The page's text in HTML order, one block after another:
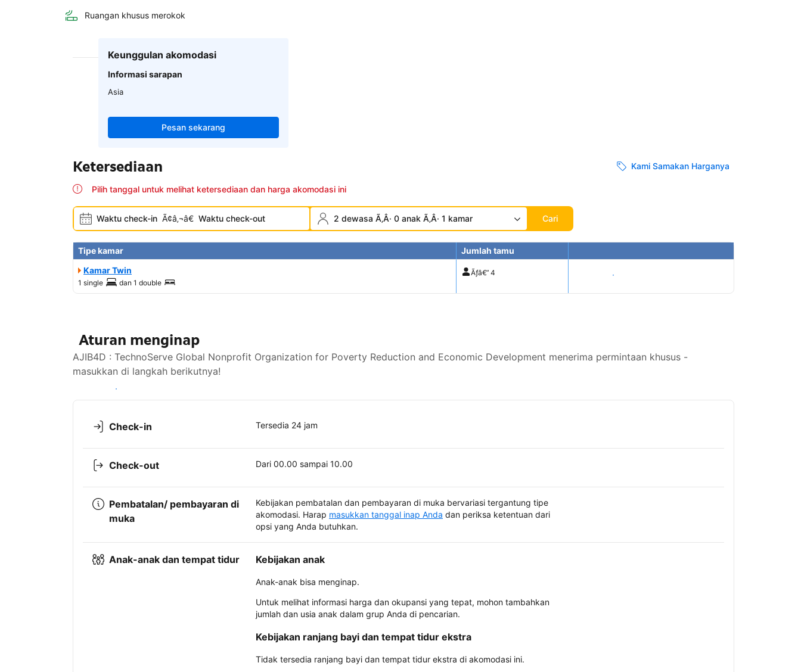
Ruangan khusus merokok
Keunggulan akomodasi
Informasi sarapan
Asia
Pesan sekarang
Ketersediaan Kami Samakan Harganya
Pilih tanggal untuk melihat ketersediaan dan harga akomodasi ini
Waktu check-in Ã¢â‚¬â€ Waktu check-out 2 dewasa Ã‚Â· 0 anak Ã‚Â· 1 kamar Cari
Tipe kamar
Jumlah tamu
Kamar Twin
1 single dan 1 double
Ãƒâ€” 4 Tampilkan harga
Aturan menginap
AJIB4D : TechnoServe Global Nonprofit Organization for Poverty Reduction and Economic Development menerima permintaan khusus -
masukkan di langkah berikutnya!
Lihat ketersediaan
Check-in Tersedia 24 jam
Check-out Dari 00.00 sampai 10.00
Pembatalan/ pembayaran di
muka
Kebijakan pembatalan dan pembayaran di muka bervariasi tergantung tipe
akomodasi. Harap masukkan tanggal inap Anda dan periksa ketentuan dari
opsi yang Anda butuhkan.
Anak-anak dan tempat tidur Kebijakan anak
Anak-anak bisa menginap.
Untuk melihat informasi harga dan okupansi yang tepat, mohon tambahkan
jumlah dan usia anak dalam grup Anda di pencarian.
Kebijakan ranjang bayi dan tempat tidur ekstra
Tidak tersedia ranjang bayi dan tempat tidur ekstra di akomodasi ini.